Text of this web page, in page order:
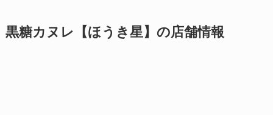
黒糖カヌレ【ほうき星】の店舗情報